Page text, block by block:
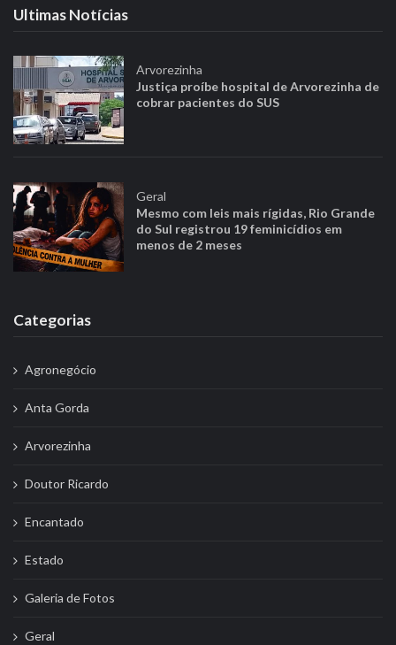
Ultimas Notícias
Arvorezinha
Justiça proíbe hospital de Arvorezinha de
cobrar pacientes do SUS
Geral
Mesmo com leis mais rígidas, Rio Grande
do Sul registrou 19 feminicídios em
menos de 2 meses
Categorias
Agronegócio
Anta Gorda
Arvorezinha
Doutor Ricardo
Encantado
Estado
Galeria de Fotos
Geral